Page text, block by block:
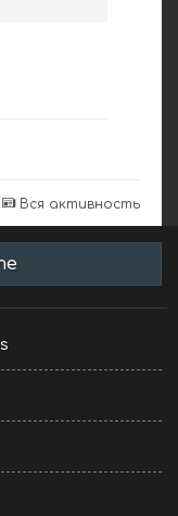
Вся активность